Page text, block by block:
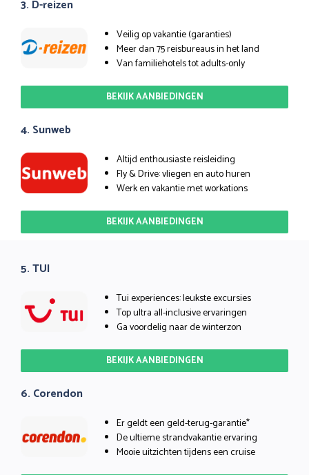
3. D-reizen
Veilig op vakantie (garanties)
Meer dan 75 reisbureaus in het land
Van familiehotels tot adults-only
BEKIJK AANBIEDINGEN
4. Sunweb
Altijd enthousiaste reisleiding
Fly & Drive: vliegen en auto huren
Werk en vakantie met workations
BEKIJK AANBIEDINGEN
5. TUI
Tui experiences: leukste excursies
Top ultra all-inclusive ervaringen
Ga voordelig naar de winterzon
BEKIJK AANBIEDINGEN
6. Corendon
Er geldt een geld-terug-garantie*
De ultieme strandvakantie ervaring
Mooie uitzichten tijdens een cruise